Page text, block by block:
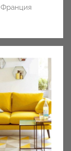
Франция